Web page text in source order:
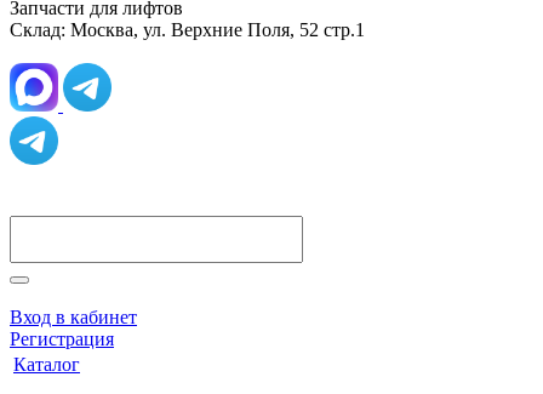
Запчасти для лифтов
Склад: Москва, ул. Верхние Поля, 52 стр.1
Вход в кабинет
Регистрация
Каталог